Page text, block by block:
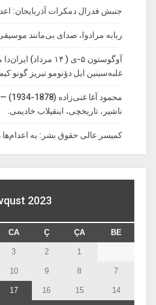
جنبش فدرال دمکرات آذربایجان:
ربابه مرادوا، صدای بی‌مانند
آوگوستون ۵-ی ( ۱۴
غلبه‌سینین ایل دؤنومو تبریز گونو
محمود
ناشیر، تاریخچی، اینقیلاب خادیمی.
کمیسر عالی حقوق بشر: به اعدام‌ها
2023
BE
ÇA
Ç
CA
10
14
15
16
17